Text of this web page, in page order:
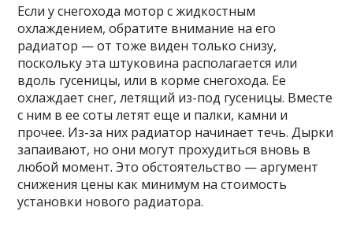
Если у снегохода мотор с жидкостным
охлаждением, обратите внимание на его
радиатор — от тоже виден только снизу,
поскольку эта штуковина располагается или
вдоль гусеницы, или в корме снегохода. Ее
охлаждает снег, летящий из-под гусеницы. Вместе
с ним в ее соты летят еще и палки, камни и
прочее. Из-за них радиатор начинает течь. Дырки
запаивают, но они могут прохудиться вновь в
любой момент. Это обстоятельство — аргумент
снижения цены как минимум на стоимость
установки нового радиатора.